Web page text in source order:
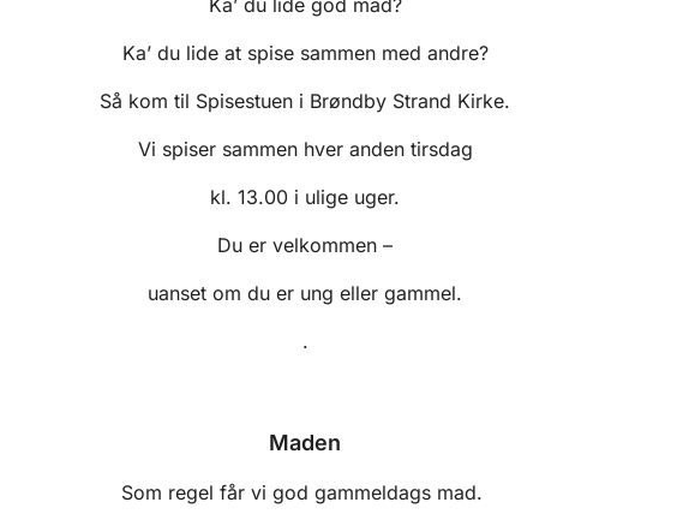
Ka’ du lide at spise sammen med andre?
Så kom til Spisestuen i Brøndby Strand Kirke.
Vi spiser sammen hver anden tirsdag
kl. 13.00 i ulige uger.
Du er velkommen –
uanset om du er ung eller gammel.
.
Maden
Som regel får vi god gammeldags mad.